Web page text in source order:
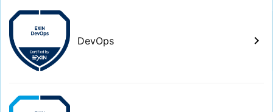
DevOps keyboard_arrow_right